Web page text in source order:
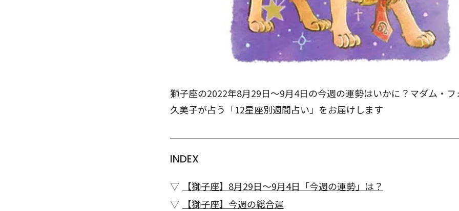
獅子座の2022年8月29日～9月4日の今週の運勢はいかに？マダム・
久美子が占う「12星座別週間占い」をお届けします
INDEX
【獅子座】8月29日～9月4日「今週の運勢」は？
【獅子座】今週の総合運